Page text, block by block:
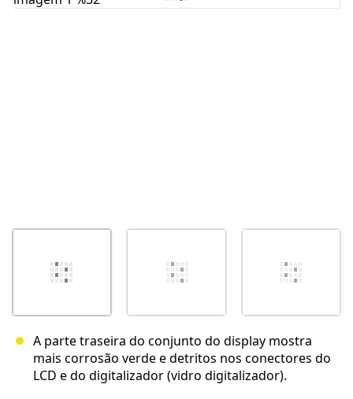
A parte traseira do conjunto do display mostra
mais corrosão verde e detritos nos conectores do
LCD e do digitalizador (vidro digitalizador).